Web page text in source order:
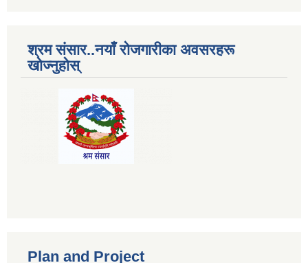
श्रम संसार..नयाँ रोजगारीका अवसरहरू
खोज्नुहोस्
Plan and Project